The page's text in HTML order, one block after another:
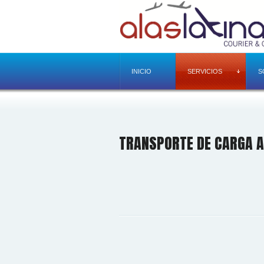
INICIO SERVICIOS
TRANSPORTE DE CARGA